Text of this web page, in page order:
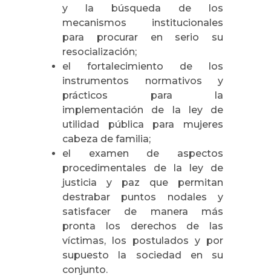
y la búsqueda de los
mecanismos institucionales
para procurar en serio su
resocialización;
el fortalecimiento de los
instrumentos normativos y
prácticos para la
implementación de la ley de
utilidad pública para mujeres
cabeza de familia;
el examen de aspectos
procedimentales de la ley de
justicia y paz que permitan
destrabar puntos nodales y
satisfacer de manera más
pronta los derechos de las
víctimas, los postulados y por
supuesto la sociedad en su
conjunto.